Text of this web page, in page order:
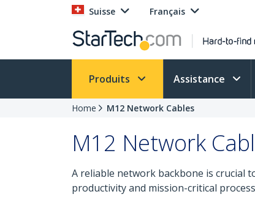
Suisse Français
Produits Assistance
Home M12 Network Cables
M12 Network
A reliable network backbone is crucial
productivity and mission-critical